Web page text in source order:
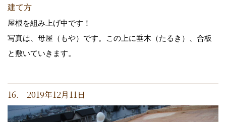
建て方
屋根を組み上げ中です！
写真は、母屋（もや）です。この上に垂木（たるき）、合板
と敷いていきます。
16. 2019年12月11日